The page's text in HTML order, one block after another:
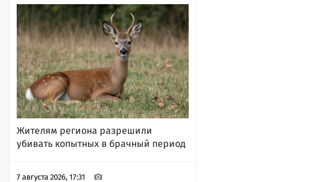
Жителям региона разрешили
убивать копытных в брачный период
7 августа 2026, 17:31